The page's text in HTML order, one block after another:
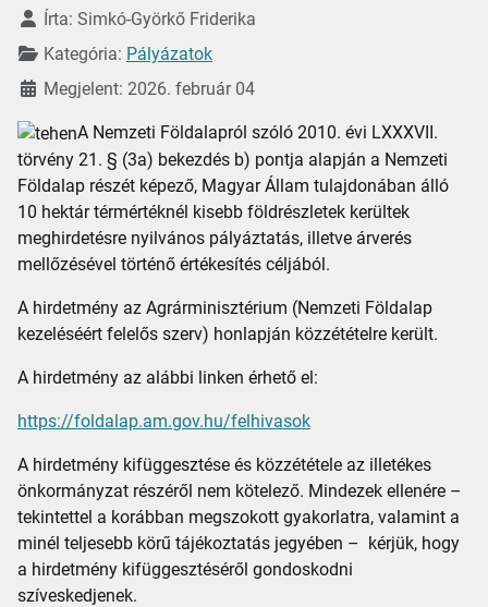
Részletek
Írta: Simkó-Györkő Friderika
Kategória: Pályázatok
Megjelent: 2026. február 04
A Nemzeti Földalapról szóló 2010. évi LXXXVII.
törvény 21. § (3a) bekezdés b) pontja alapján a Nemzeti
Földalap részét képező, Magyar Állam tulajdonában álló
10 hektár térmértéknél kisebb földrészletek kerültek
meghirdetésre nyilvános pályáztatás, illetve árverés
mellőzésével történő értékesítés céljából.
A hirdetmény az Agrárminisztérium (Nemzeti Földalap
kezeléséért felelős szerv) honlapján közzétételre került.
A hirdetmény az alábbi linken érhető el:
https://foldalap.am.gov.hu/felhivasok
A hirdetmény kifüggesztése és közzététele az illetékes
önkormányzat részéről nem kötelező. Mindezek ellenére ­–
tekintettel a korábban megszokott gyakorlatra, valamint a
minél teljesebb körű tájékoztatás jegyében – kérjük, hogy
a hirdetmény kifüggesztéséről gondoskodni
szíveskedjenek.